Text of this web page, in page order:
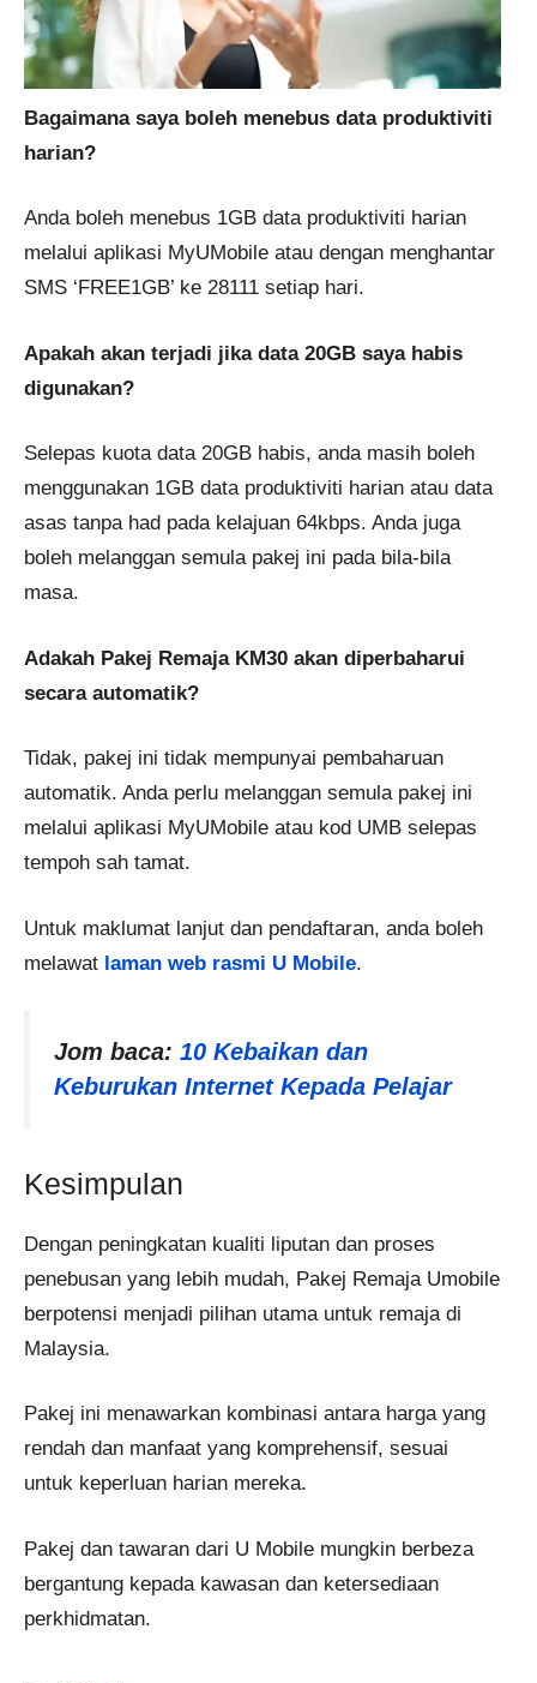
Bagaimana saya boleh menebus data produktiviti
harian?
Anda boleh menebus 1GB data produktiviti harian
melalui aplikasi MyUMobile atau dengan menghantar
SMS ‘FREE1GB’ ke 28111 setiap hari​.
Apakah akan terjadi jika data 20GB saya habis
digunakan?
Selepas kuota data 20GB habis, anda masih boleh
menggunakan 1GB data produktiviti harian atau data
asas tanpa had pada kelajuan 64kbps. Anda juga
boleh melanggan semula pakej ini pada bila-bila
masa.
Adakah Pakej Remaja KM30 akan diperbaharui
secara automatik?
Tidak, pakej ini tidak mempunyai pembaharuan
automatik. Anda perlu melanggan semula pakej ini
melalui aplikasi MyUMobile atau kod UMB selepas
tempoh sah tamat.
Untuk maklumat lanjut dan pendaftaran, anda boleh
melawat laman web rasmi U Mobile​.
Jom baca: 10 Kebaikan dan
Keburukan Internet Kepada Pelajar
Kesimpulan
Dengan peningkatan kualiti liputan dan proses
penebusan yang lebih mudah, Pakej Remaja Umobile
berpotensi menjadi pilihan utama untuk remaja di
Malaysia.
Pakej ini menawarkan kombinasi antara harga yang
rendah dan manfaat yang komprehensif, sesuai
untuk keperluan harian mereka.
Pakej dan tawaran dari U Mobile mungkin berbeza
bergantung kepada kawasan dan ketersediaan
perkhidmatan.